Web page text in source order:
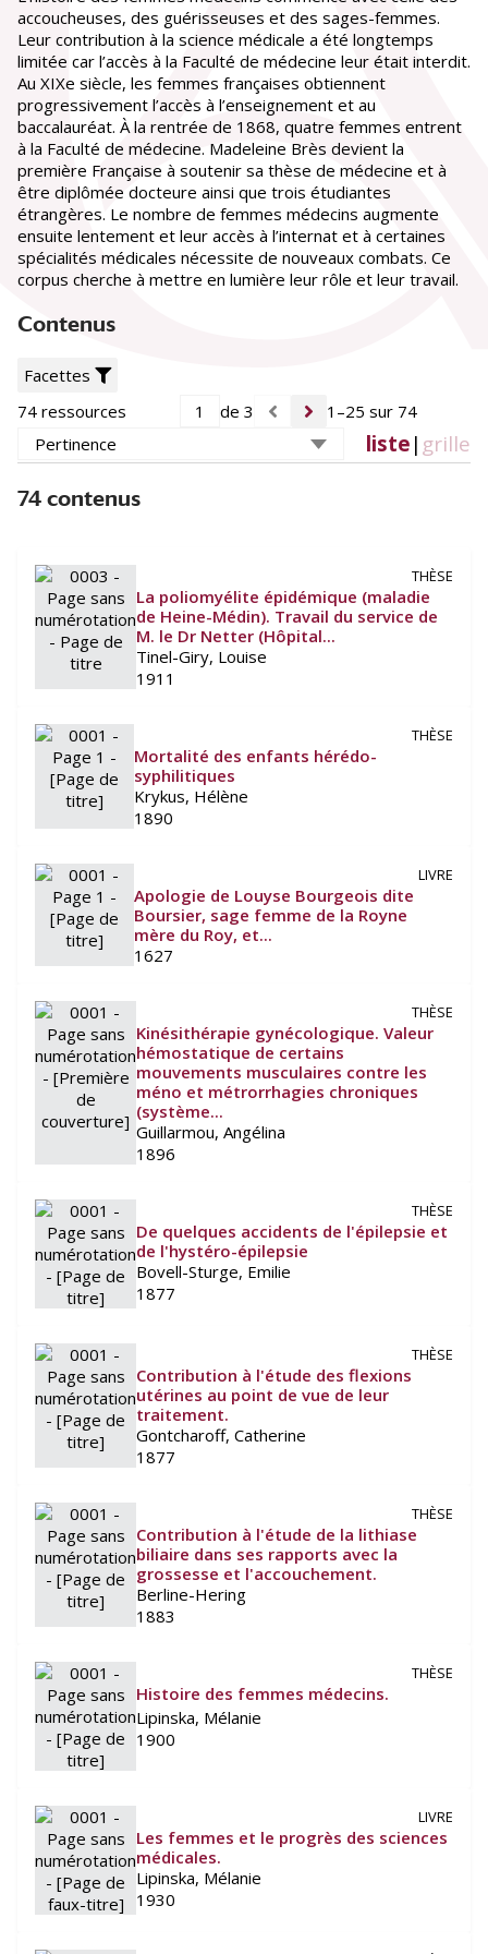
accoucheuses, des guérisseuses et des sages-femmes.
Leur contribution à la science médicale a été longtemps
limitée car l’accès à la Faculté de médecine leur était interdit.
Au XIXe siècle, les femmes françaises obtiennent
progressivement l’accès à l’enseignement et au
baccalauréat. À la rentrée de 1868, quatre femmes entrent
à la Faculté de médecine. Madeleine Brès devient la
première Française à soutenir sa thèse de médecine et à
être diplômée docteure ainsi que trois étudiantes
étrangères. Le nombre de femmes médecins augmente
ensuite lentement et leur accès à l’internat et à certaines
spécialités médicales nécessite de nouveaux combats. Ce
corpus cherche à mettre en lumière leur rôle et leur travail.
Contenus
Siècle
17e siècle(1)
19e siècle(54)
20e siècle(19)
Lieu de conservation
Université Paris Cité. BIU Santé Médecine(62)
Académie nationale de médecine(1)
Bibliothèque nationale de France (BnF) (1)
Collection particulière (1)
Facettes
74 ressources
de 3 1–25 sur 74
liste | grille
74 contenus
THÈSE
La poliomyélite épidémique (maladie
de Heine-Médin). Travail du service de
M. le Dr Netter (Hôpital...
Tinel-Giry, Louise
1911
THÈSE
Mortalité des enfants hérédo-
syphilitiques
Krykus, Hélène
1890
LIVRE
Apologie de Louyse Bourgeois dite
Boursier, sage femme de la Royne
mère du Roy, et...
1627
THÈSE
Kinésithérapie gynécologique. Valeur
hémostatique de certains
mouvements musculaires contre les
méno et métrorrhagies chroniques
(système...
Guillarmou, Angélina
1896
THÈSE
De quelques accidents de l'épilepsie et
de l'hystéro-épilepsie
Bovell-Sturge, Emilie
1877
THÈSE
Contribution à l'étude des flexions
utérines au point de vue de leur
traitement.
Gontcharoff, Catherine
1877
THÈSE
Contribution à l'étude de la lithiase
biliaire dans ses rapports avec la
grossesse et l'accouchement.
Berline-Hering
1883
THÈSE
Histoire des femmes médecins.
Lipinska, Mélanie
1900
LIVRE
Les femmes et le progrès des sciences
médicales.
Lipinska, Mélanie
1930